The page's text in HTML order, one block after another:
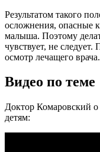
Результатом такого
осложнения, опасные
малыша. Поэтому
чувствует, не
осмотр лечащего врача.
Видео по теме
Доктор Комаровский о
детям: